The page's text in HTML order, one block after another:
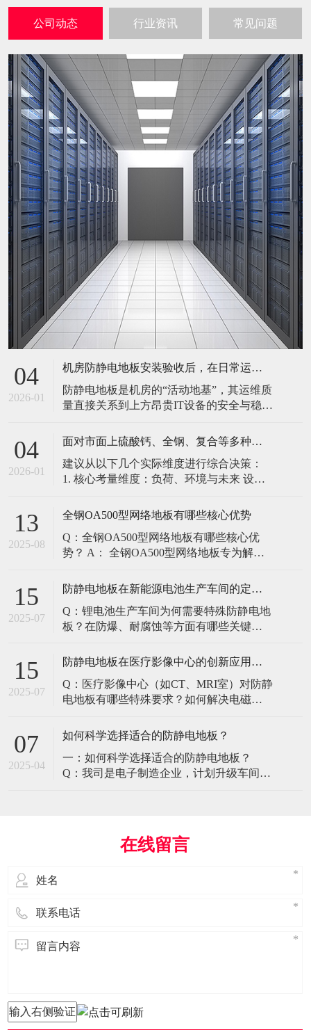
公司动态 行业资讯 常见问题
04
2026-01
机房防静电地板安装验收后，在日常运维中常常被忽视。请问，一套规范的、可操作的维护规程应包含哪些内容？有哪些“小问题”若不及时处理，会演变成“大故障”？
防静电地板是机房的“活动地基”，其运维质
量直接关系到上方昂贵IT设备的安全与稳
修，是保障其长期可靠的关键。 1. 建立分
由值班工程师执行）： 观： 巡检时观察地
面有无明显的水渍、油污或其它液体泼
04
2026-01
面对市面上硫酸钙、全钢、复合等多种类型的机房防静电地板，我们该如何科学选型？除了预算，更应该从哪些实际维度进行考量，以避免“过度配置”或“配置不足”？
建议从以下几个实际维度进行综合决策：
1. 核心考量维度：负荷、环境与未来 设备
您必须计算机房规划区域内最重设备的单
点载荷（通常指服务器机柜的支脚压
力）。 轻型机房（标准服务器/网络柜）：
单点载荷通常在1960N，主流的优质复合地
13
2025-08
全钢OA500型网络地板有哪些核心优势
Q：全钢OA500型网络地板有哪些核心优
势？ A： 全钢OA500型网络地板专为解决
以下核心优势： 高强度结构：采用优质冷
轧钢板拉伸焊接成型，表面磷化后静电喷
塑，防锈耐磨，承重性能优异。 便捷布
线：配套活动线槽板设计，可轻松掀起盖
15
2025-07
防静电地板在新能源电池生产车间的定制化解决方案
Q：锂电池生产车间为何需要特殊防静电地
板？在防爆、耐腐蚀等方面有哪些关键技
环境并存的特殊场景，需要全方位防护方
境要求 • 防爆等级：Ex IIB T4（ATEX认
证） • 静电泄放速度：<0.
15
2025-07
防静电地板在医疗影像中心的创新应用方案
Q：医疗影像中心（如CT、MRI室）对防静
电地板有哪些特殊要求？如何解决电磁干
环境特殊性对防静电地板提出了前所未有
疗影像环境的特殊需求 电磁兼容性要求 •
MRI室需完全无磁：磁化率<0.001（
07
2025-04
如何科学选择适合的防静电地板？
一：如何科学选择适合的防静电地板？
Q：我司是电子制造企业，计划升级车间地
用场景、技术指标及长期维护成本综合考
量。作为深耕行业多年的广东立品地板科
在线留言